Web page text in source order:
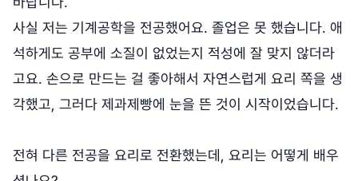
사실 저는 기계공학을 전공했어요. 졸업은 못 했습니다. 애
석하게도 공부에 소질이 없었는지 적성에 잘 맞지 않더라
고요. 손으로 만드는 걸 좋아해서 자연스럽게 요리 쪽을 생
각했고, 그러다 제과제빵에 눈을 뜬 것이 시작이었습니다.
전혀 다른 전공을 요리로 전환했는데, 요리는 어떻게 배우